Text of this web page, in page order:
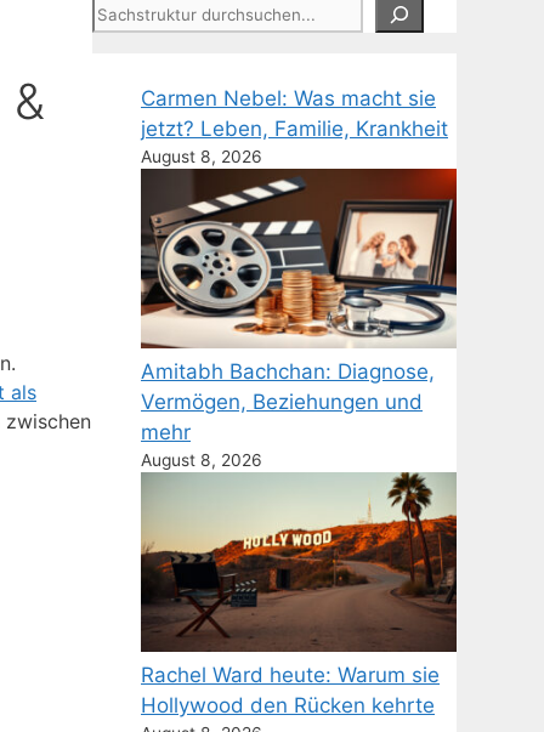
als
Suchen
Carmen Nebel: Was macht sie
jetzt? Leben, Familie, Krankheit
August 8, 2026
Amitabh Bachchan: Diagnose,
Vermögen, Beziehungen und
mehr
August 8, 2026
Rachel Ward heute: Warum sie
Hollywood den Rücken kehrte